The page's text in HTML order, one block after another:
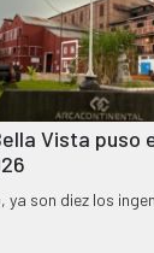
Vista puso
ya son diez los